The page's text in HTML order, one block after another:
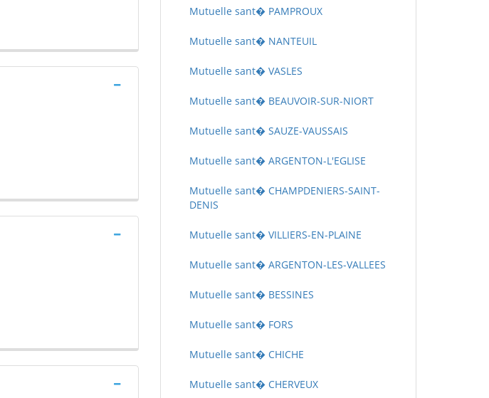
Mutuelle sant� PAMPROUX
Mutuelle sant� NANTEUIL
Mutuelle sant� VASLES
Mutuelle sant� BEAUVOIR-SUR-NIORT
Mutuelle sant� SAUZE-VAUSSAIS
Mutuelle sant� ARGENTON-L'EGLISE
Mutuelle sant� CHAMPDENIERS-SAINT-
DENIS
Mutuelle sant� VILLIERS-EN-PLAINE
Mutuelle sant� ARGENTON-LES-VALLEES
Mutuelle sant� BESSINES
Mutuelle sant� FORS
Mutuelle sant� CHICHE
Mutuelle sant� CHERVEUX